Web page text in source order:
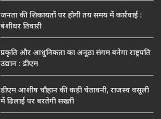
जनता की शिकायतों पर होगी तय समय में कार्रवाई :
बंशीधर तिवारी
प्रकृति और आधुनिकता का अनूठा संगम बनेगा राष्ट्रपति
उद्यान : डीएम
डीएम आशीष चौहान की कड़ी चेतावनी, राजस्व वसूली
में ढिलाई पर बरतेगी सख्ती